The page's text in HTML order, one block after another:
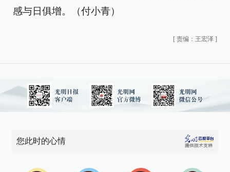
感与日俱增。（付小青）
[ 责编：王宏泽 ]
您此时的心情